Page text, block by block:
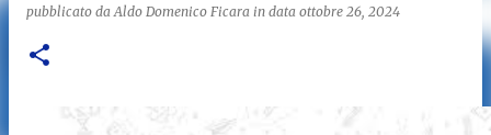
pubblicato daAldo Domenico Ficara in data ottobre 26, 2024